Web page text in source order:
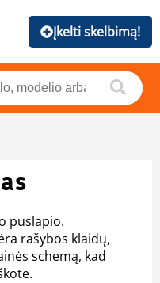
Įkelti skelbimą!
puslapio.
rašybos klaidų,
schemą, kad